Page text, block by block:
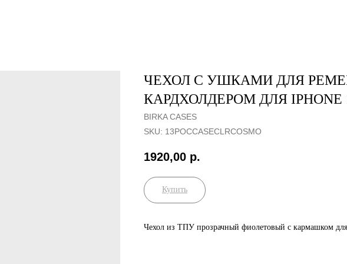
ЧЕХОЛ С УШКАМИ ДЛЯ
КАРДХОЛДЕРОМ ДЛЯ IPHONE
BIRKA CASES
SKU: 13POCCASEСLRCOSMO
1920,00 р.
Купить
Чехол из ТПУ прозрачный фиолетовый с кармашком